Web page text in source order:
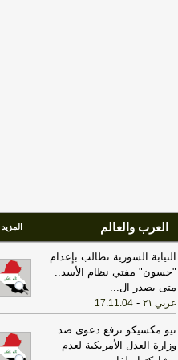
العرب والعالم المزيد
النيابة السورية تطالب بإعدام
"حسون" مفتي نظام الأسد..
متى يصدر ال...
عربي ٢١ -
17:11:04
نيو مكسيكو ترفع دعوى ضد
وزارة العدل الأمريكية لعدم